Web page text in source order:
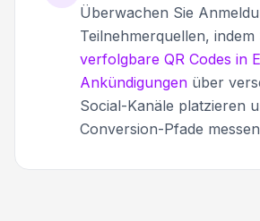
Überwachen Sie
Teilnehmerquellen, indem
verfolgbare QR Codes in
Ankündigungen über
Social-Kanäle platzieren
Conversion-Pfade